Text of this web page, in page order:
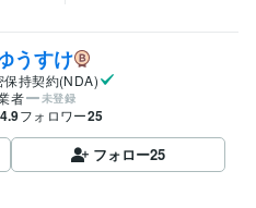
うすけ
保持契約(NDA)
者
未登録
4.9フォロワー25
フォロー25